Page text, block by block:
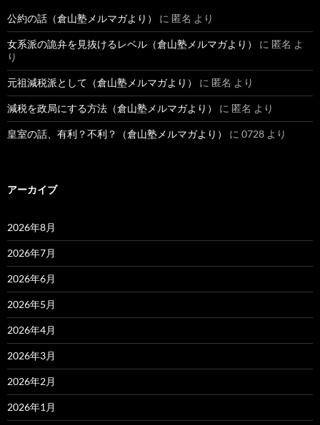
公約の話（倉山塾メルマガより） に 匿名 より
女系派の詭弁を見抜けるレベル（倉山塾メルマガより） に 匿名 よ
り
元祖減税派として（倉山塾メルマガより） に 匿名 より
減税を政局にする方法（倉山塾メルマガより） に 匿名 より
皇室の話、有利？不利？（倉山塾メルマガより） に 0728 より
アーカイブ
2026年8月
2026年7月
2026年6月
2026年5月
2026年4月
2026年3月
2026年2月
2026年1月